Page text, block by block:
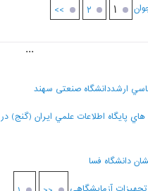
۱ ۲ >>
ارشددانشگاه صنعتی سهند
پايگاه اطلاعات علمي ايران (گنج) در
دانشگاه فسا
...